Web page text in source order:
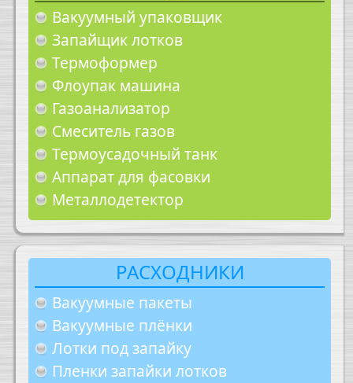
Вакуумный упаковщик
Запайщик лотков
Термоформер
Флоупак машина
Газоанализатор
Смеситель газов
Термоусадочный танк
Аппарат для фасовки
Металлодетектор
РАСХОДНИКИ
Вакуумные пакеты
Вакуумные плёнки
Лотки под запайку
Пленки запайки лотков